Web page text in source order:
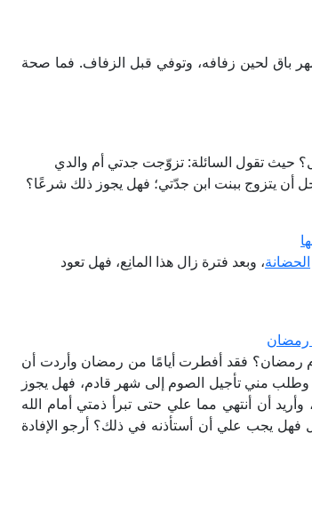
باق لحين زفافه، وتوفي قبل الزفاف. فما صحة
حيث تقول السائلة: تزوّجت جدتي أم والدي
أن يتزوج ببنت ابن جدّتي؛ فهل يجوز ذلك شرعًا؟
الحضانة، وبعد فترة زال هذا المانِع، فهل تعود
رمضان
رمضان؟ فقد أفطرت أيامًا من رمضان وأردت أن
مني تأجيل الصوم إلى شهر قادم، فهل يجوز
أن أنتهي مما علي حتى تبرأ ذمتي أمام الله
فهل يجب علي أن أستأذنه في ذلك؟ أرجو الإفادة